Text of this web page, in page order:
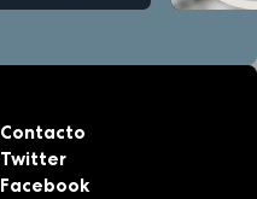
Contacto
Twitter
Facebook